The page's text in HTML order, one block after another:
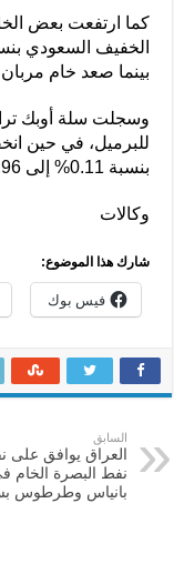
كما ارتفعت بعض
بينما صعد خام مربان الإماراتي
للبرميل، في حين
بنسبة 0.11% إلى 91.96 دولاراً للبرميل.
وكالات
شارك هذا الموضوع:
فيس بوك
السابق
‏العراق يوافق على
نفط البصرة الخام
بانياس وطرطوس